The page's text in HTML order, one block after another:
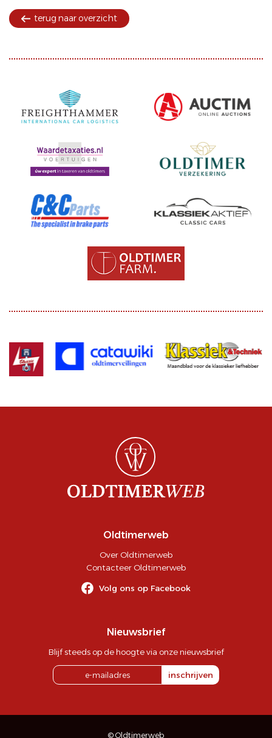
terug naar overzicht
Oldtimerweb
Over Oldtimerweb
Contacteer Oldtimerweb
Volg ons op Facebook
Nieuwsbrief
Blijf steeds op de hoogte via onze nieuwsbrief
inschrijven
© Oldtimerweb